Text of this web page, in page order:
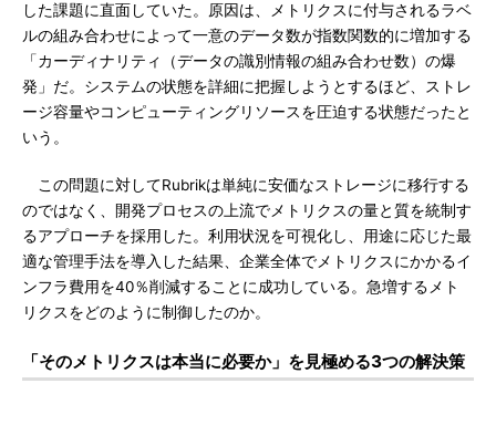
した課題に直面していた。原因は、メトリクスに付与されるラベ
ルの組み合わせによって一意のデータ数が指数関数的に増加する
「カーディナリティ（データの識別情報の組み合わせ数）の爆
発」だ。システムの状態を詳細に把握しようとするほど、ストレ
ージ容量やコンピューティングリソースを圧迫する状態だったと
いう。
この問題に対してRubrikは単純に安価なストレージに移行する
のではなく、開発プロセスの上流でメトリクスの量と質を統制す
るアプローチを採用した。利用状況を可視化し、用途に応じた最
適な管理手法を導入した結果、企業全体でメトリクスにかかるイ
ンフラ費用を40％削減することに成功している。急増するメト
リクスをどのように制御したのか。
「そのメトリクスは本当に必要か」を見極める3つの解決策